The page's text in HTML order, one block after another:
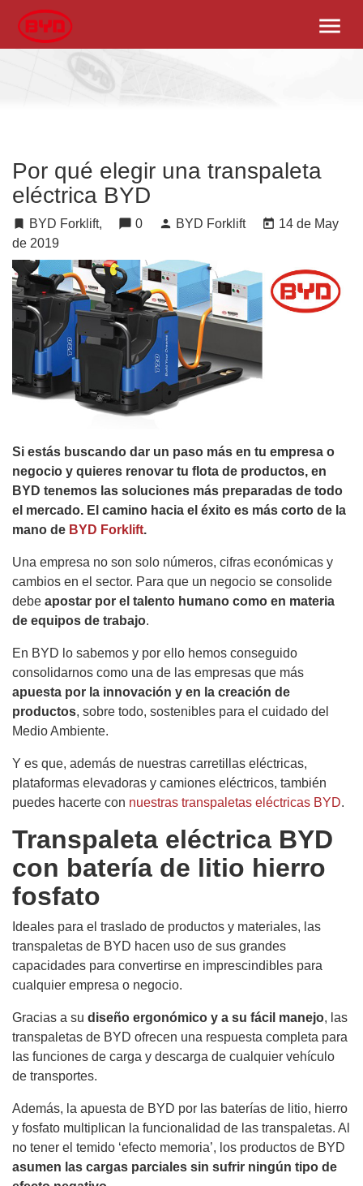
menu
Por qué elegir una transpaleta
eléctrica BYD
turned_in BYD Forklift, chat_bubble 0 person BYD Forklift today 14 de May
de 2019
Si estás buscando dar un paso más en tu empresa o
negocio y quieres renovar tu flota de productos, en
BYD tenemos las soluciones más preparadas de todo
el mercado. El camino hacia el éxito es más corto de la
mano de BYD Forklift.
Una empresa no son solo números, cifras económicas y
cambios en el sector. Para que un negocio se consolide
debe apostar por el talento humano como en materia
de equipos de trabajo.
En BYD lo sabemos y por ello hemos conseguido
consolidarnos como una de las empresas que más
apuesta por la innovación y en la creación de
productos, sobre todo, sostenibles para el cuidado del
Medio Ambiente.
Y es que, además de nuestras carretillas eléctricas,
plataformas elevadoras y camiones eléctricos, también
puedes hacerte con nuestras transpaletas eléctricas BYD.
Transpaleta eléctrica BYD
con batería de litio hierro
fosfato
Ideales para el traslado de productos y materiales, las
transpaletas de BYD hacen uso de sus grandes
capacidades para convertirse en imprescindibles para
cualquier empresa o negocio.
Gracias a su diseño ergonómico y a su fácil manejo, las
transpaletas de BYD ofrecen una respuesta completa para
las funciones de carga y descarga de cualquier vehículo
de transportes.
Además, la apuesta de BYD por las baterías de litio, hierro
y fosfato multiplican la funcionalidad de las transpaletas. Al
no tener el temido ‘efecto memoria’, los productos de BYD
asumen las cargas parciales sin sufrir ningún tipo de